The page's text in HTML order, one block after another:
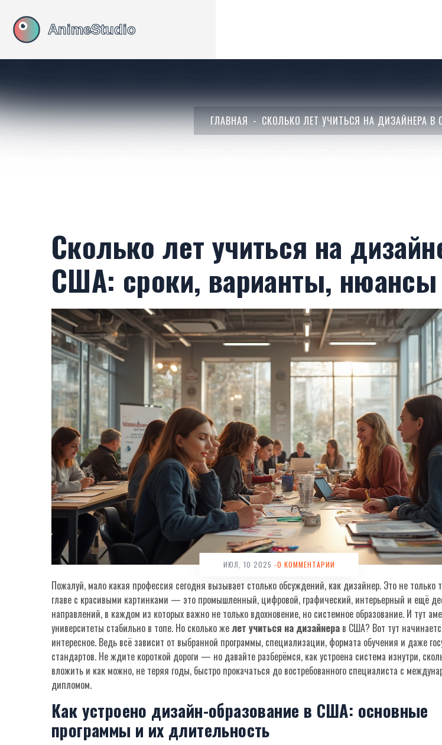
ГЛАВНАЯ СКОЛЬКО ЛЕТ УЧИТЬСЯ НА ДИЗАЙНЕРА
Сколько лет учиться на
США: сроки, варианты, нюансы
ИЮЛ, 10 2025 -0 КОММЕНТАРИИ
Пожалуй, мало какая профессия сегодня вызывает столько обсуждений, как дизайнер. Это не только
главе с красивыми картинками — это промышленный, цифровой, графический, интерьерный и ещё
направлений, в каждом из которых важно не только вдохновение, но системное образование. И тут
университеты стабильно в топе. Но сколько желет учиться на дизайнера в США? Вот тут
интересное. Ведь всё зависит от выбранной программы, специализации, формата обучения и даже
стандартов. Не ждите короткой дороги — но давайте разберёмся, как устроена система изнутри,
вложить и как можно, не теряя годы, быстро прокачаться до востребованного специалиста с
дипломом.
Как устроено дизайн-образование в США: основные
программы и их длительность